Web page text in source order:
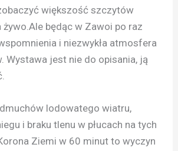
większość szczytów
żywo.Ale będąc w Zawoi po raz
i niezwykła atmosfera
Wystawa jest nie do opisania, ją
lodowatego wiatru,
i braku tlenu w płucach na tych
Ziemi w 60 minut to wyczyn